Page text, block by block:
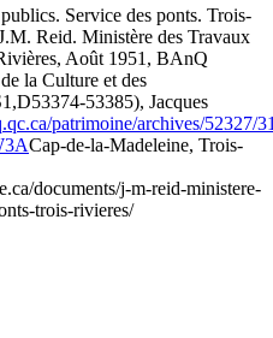
Service des ponts. Trois-
Reid. Ministère des Travaux
Août 1951, BAnQ
la Culture et des
53385), Jacques
patrimoine/archives/52327/
Cap-de-la-Madeleine, Trois-
documents/j-m-reid-ministere-
trois-rivieres/